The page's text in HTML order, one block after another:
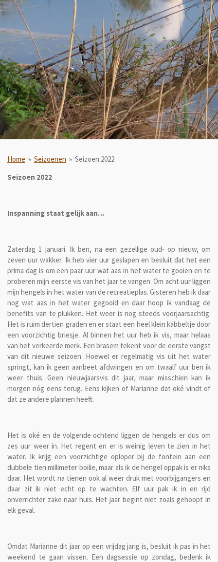
Home » Seizoenen » Seizoen 2022
Seizoen 2022
Inspanning staat gelijk aan…
Zaterdag 1 januari. Ik ben, na een gezellige oud- op nieuw, om
zeven uur wakker. Ik heb vier uur geslapen en besluit dat het een
prima dag is om een paar uur wat aas in het water te gooien en te
proberen mijn eerste vis van het jaar te vangen. Om acht uur liggen
mijn hengels in het water van de recreatieplas. Gisteren heb ik daar
nog wat aas in het water gegooid en daar hoop ik vandaag de
benefits van te plukken. Het weer is nog steeds voorjaarsachtig.
Het is ruim dertien graden en er staat een heel klein kabbeltje door
een voorzichtig briesje. Al binnen het uur heb ik vis, maar helaas
van het verkeerde merk. Een brasem tekent voor de eerste vangst
van dit nieuwe seizoen. Hoewel er regelmatig vis uit het water
springt, kan ik geen aanbeet afdwingen en om twaalf uur ben ik
weer thuis. Geen nieuwjaarsvis dit jaar, maar misschien kan ik
morgen nóg eens terug. Eens kijken of Marianne dat oké vindt of
dat ze andere plannen heeft.
Het is oké en de volgende ochtend liggen de hengels er dus om
zes uur weer in. Het regent en er is weinig leven te zien in het
water. Ik krijg een voorzichtige oploper bij de fontein aan een
dubbele tien millimeter boilie, maar als ik de hengel oppak is er niks
daar. Het wordt na tienen ook al weer druk met voorbijgangers en
daar zit ik niet echt op te wachten. Elf uur pak ik in en rijd
onverrichter zake naar huis. Het jaar begint niet zoals gehoopt in
elk geval.
Omdat Marianne dit jaar op een vrijdag jarig is, besluit ik pas in het
weekend te gaan vissen. Een dagsessie op zondag, bedenk ik